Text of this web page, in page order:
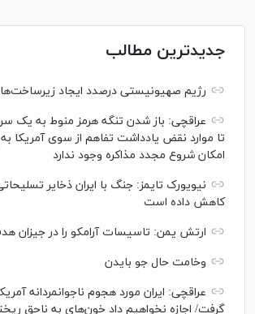
جدیدترین مطالب
رژیم صهیونیستی درصدد ایجاد
عراقچی: باز شدن تنگه هرمز منوط به یک
تا موارد نقض یادداشت تفاهم از سوی آمریکا
امکان شروع مجدد مذاکره وجود ندارد
نیویورک تایمز: جنگ با ایران ذخایر
کاهش داده است
ارتش یمن: تاسیسات آرامکو را در جیزان
وخامت حال جو بایدن
عراقچی: ایران مورد هجوم ناجوانمردانه
گرفت/ اجازه نخواهیم داد خون‌های به ناحق